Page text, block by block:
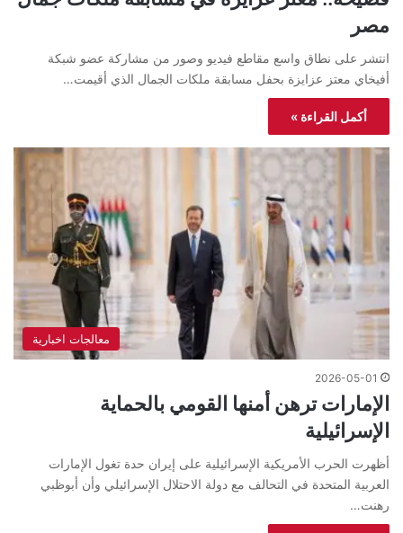
مصر
انتشر على نطاق واسع مقاطع فيديو وصور من مشاركة عضو شبكة
أفيخاي معتز عزايزة بحفل مسابقة ملكات الجمال الذي أقيمت…
أكمل القراءة »
معالجات اخبارية
2026-05-01
الإمارات ترهن أمنها القومي بالحماية
الإسرائيلية
أظهرت الحرب الأمريكية الإسرائيلية على إيران حدة تغول الإمارات
العربية المتحدة في التحالف مع دولة الاحتلال الإسرائيلي وأن أبوظبي
رهنت…